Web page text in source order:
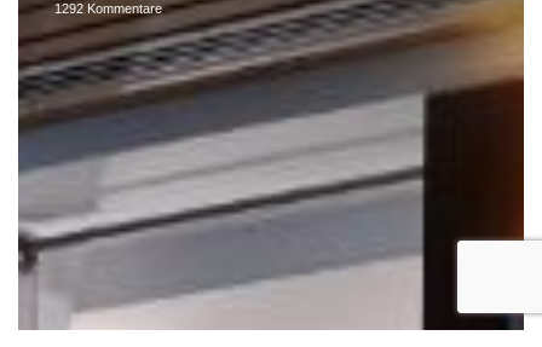
1292 Kommentare